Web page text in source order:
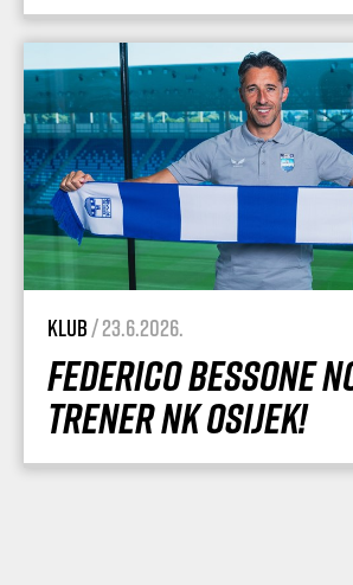
Klub/ 23.6.2026.
Federico Bessone
trener NK Osijek!